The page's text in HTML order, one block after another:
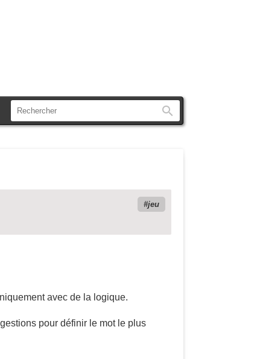
jeu
avec de la logique.
pour définir le mot le plus